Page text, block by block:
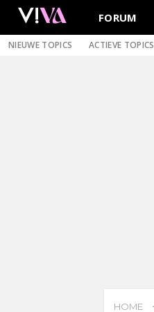
FORUM
NIEUWE TOPICS ACTIEVE TOPICS
HOME